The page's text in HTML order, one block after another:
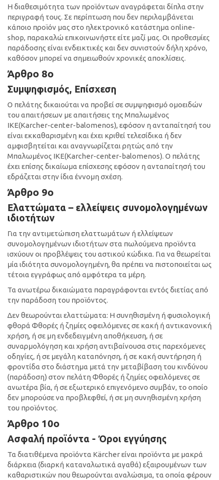
Η διαθεσιμότητα των προϊόντων αναγράφεται δίπλα στην
περιγραφή τους. Σε περίπτωση που δεν περιλαμβάνεται
κάποιο προϊόν μας στο ηλεκτρονικό κατάστημα online-
shop, παρακαλώ επικοινωνήστε είτε μαζί μας. Οι προθεσμίες
παράδοσης είναι ενδεικτικές και δεν συνιστούν δήλη χρόνο,
καθόσον μπορεί να σημειωθούν χρονικές αποκλίσεις.
Άρθρο 8ο
Συμψηφισμός, Επίσχεση
Ο πελάτης δικαιούται να προβεί σε συμψηφισμό ομοειδών
του απαιτήσεων με απαιτήσεις της Μπαλωμένος
ΙΚΕ(Κarcher-center-balomenos), εφόσον η ανταπαίτησή του
είναι εκκαθαρισμένη και έχει κριθεί τελεσίδικα ή δεν
αμφισβητείται και αναγνωρίζεται ρητώς από την
Μπαλωμένος ΙΚΕ(Κarcher-center-balomenos). Ο πελάτης
έχει επίσης δικαίωμα επίσχεσης εφόσον η ανταπαίτησή του
εδράζεται στην ίδια έννομη σχέση.
Άρθρο 9ο
Ελαττώματα – ελλείψεις συνομολογημένων
ιδιοτήτων
Για την αντιμετώπιση ελαττωμάτων ή ελλείψεων
συνομολογημένων ιδιοτήτων στα πωλούμενα προϊόντα
ισχύουν οι προβλέψεις του αστικού κώδικα. Για να θεωρείται
μία ιδιότητα συνομολογημένη, θα πρέπει να πιστοποιείται ως
τέτοια εγγράφως από αμφότερα τα μέρη.
Τα ανωτέρω δικαιώματα παραγράφονται εντός διετίας από
την παράδοση του προϊόντος.
Δεν θεωρούνται ελαττώματα: Η συνηθισμένη ή φυσιολογική
φθορά Φθορές ή ζημίες οφειλόμενες σε κακή ή αντικανονική
χρήση, ή σε μη ενδεδειγμένη αποθήκευση, ή σε
συναρμολόγηση και χρήση αντιβαίνουσα στις παρεχόμενες
οδηγίες, ή σε μεγάλη καταπόνηση, ή σε κακή συντήρηση ή
φροντίδα στο διάστημα μετά την μεταβίβαση του κινδύνου
(παράδοση) στον πελάτη Φθορές ή ζημίες οφειλόμενες σε
ανωτέρα βία, ή σε εξωτερικό επιγενόμενο συμβάν, το οποίο
δεν μπορούσε να προβλεφθεί, ή σε μη συνηθισμένη χρήση
του προϊόντος.
Άρθρο 10ο
Ασφαλή προϊόντα - Όροι εγγύησης
Τα διατιθέμενα προϊόντα Kärcher είναι προϊόντα με μακρά
διάρκεια (διαρκή καταναλωτικά αγαθά) εξαιρουμένων των
καθαριστικών που θεωρούνται αναλώσιμα, τα οποία φέρουν